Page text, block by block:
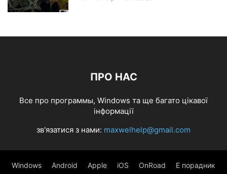
ПРО НАС
Все про программы, Windows та ще багато цікавої
інформації
зв'язатися з нами: maxwelhelp@gmail.com
Windows Android Apple iOS OnRoad Е порадник